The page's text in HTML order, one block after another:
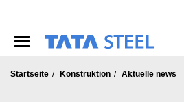
Startseite Konstruktion Aktuelle news